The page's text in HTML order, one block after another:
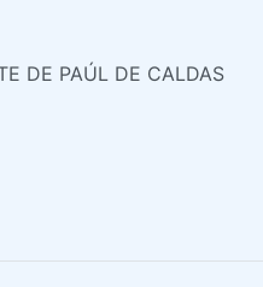
DE PAÚL DE CALDAS